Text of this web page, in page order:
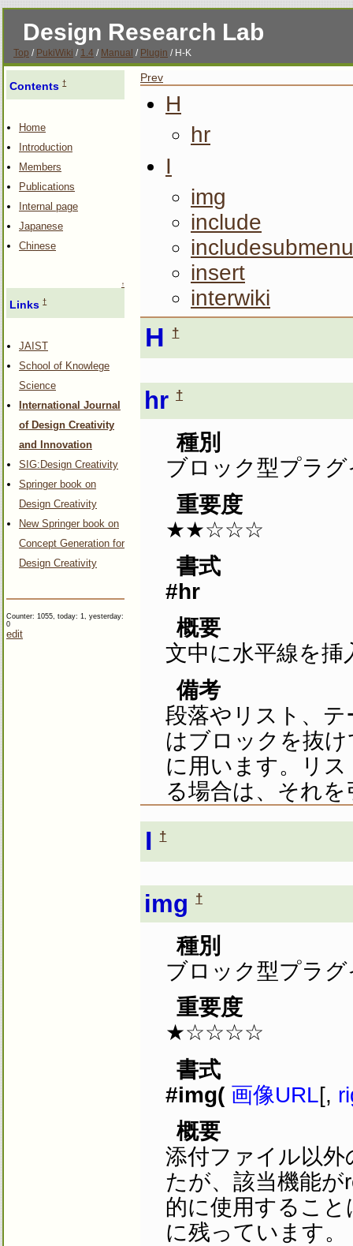
Design Research Lab
Top / PukiWiki / 1.4 / Manual / Plugin / H-K
Contents†
Home
Introduction
Members
Publications
Internal page
Japanese
Chinese
↑
Links†
JAIST
School of Knowlege
Science
International Journal
of Design Creativity
and Innovation
SIG:Design Creativity
Springer book on
Design Creativity
New Springer book on
Concept Generation for
Design Creativity
Counter: 1055, today: 1, yesterday:
0
edit
Prev
H
hr
I
img
include
includesubmenu
insert
interwiki
H†
hr†
種別
ブロック型プラ
重要度
★★☆☆☆
書式
#hr
概要
文中に水平線を挿
備考
段落やリスト、テ
はブロックを抜
に用います。リ
る場合は、それ
I†
img†
種別
ブロック型プラ
重要度
★☆☆☆☆
書式
#img( 画像URL[,
概要
添付ファイル以
たが、該当機能
的に使用するこ
に残っています。